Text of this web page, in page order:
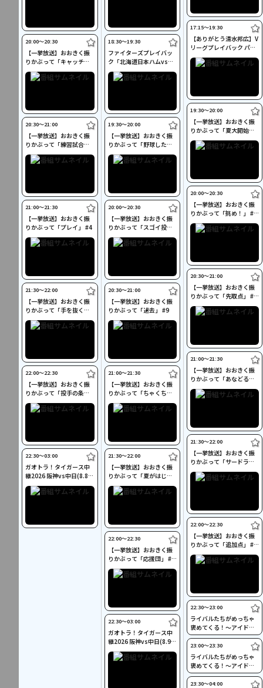
20:00〜20:30
【一挙放送】おおきく振
りかぶって「キャッチャ
ーの役割」 #2
20:30〜21:00
【一挙放送】おおきく振
りかぶって「練習試合」 #
3
21:00〜21:30
【一挙放送】おおきく振
りかぶって「プレイ」 #4
21:30〜22:00
【一挙放送】おおきく振
りかぶって「手を抜く
な」 #5
22:00〜22:30
【一挙放送】おおきく振
りかぶって「投手の条
件」 #6
22:30〜03:00
ガオトラ！タイガース中
継2026 阪神vs中日(8.8京
セラドーム大阪)
18:30〜19:30
ファイターズプレイバッ
ク「北海道日本ハムvs福
岡ソフトバンク(2016.10.
16)」#44
19:30〜20:00
【一挙放送】おおきく振
りかぶって「野球した
い」 #7
20:00〜20:30
【一挙放送】おおきく振
りかぶって「スゴイ投
手？」 #8
20:30〜21:00
【一挙放送】おおきく振
りかぶって「過去」 #9
21:00〜21:30
【一挙放送】おおきく振
りかぶって「ちゃくちゃ
くと」 #10
21:30〜22:00
【一挙放送】おおきく振
りかぶって「夏がはじま
る」 #11
22:00〜22:30
【一挙放送】おおきく振
りかぶって「応援団」 #1
2
22:30〜03:00
ガオトラ！タイガース中
継2026 阪神vs中日(8.9京
セラドーム大阪)
17:15〜19:30
【ありがとう清水邦広】V
リーグプレイバック パナ
ソニックvs東レ(2010.4.
3)#1
19:30〜20:00
【一挙放送】おおきく振
りかぶって「夏大開始」
#13
20:00〜20:30
【一挙放送】おおきく振
りかぶって「挑め！」 #1
4
20:30〜21:00
【一挙放送】おおきく振
りかぶって「先取点」 #1
5
21:00〜21:30
【一挙放送】おおきく振
りかぶって「あなどる
な」 #16
21:30〜22:00
【一挙放送】おおきく振
りかぶって「サードラン
ナー」 #17
22:00〜22:30
【一挙放送】おおきく振
りかぶって「追加点」 #1
8
22:30〜23:00
ライバルたちがめっちゃ
褒めてくる！～アイドル
同士の本音レビューSP～
#5
23:00〜23:30
ライバルたちがめっちゃ
褒めてくる！～アイドル
同士の本音レビューSP～
#6
23:30〜04:00